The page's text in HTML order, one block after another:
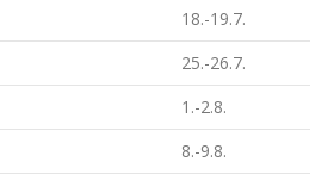
18.-19.7.
25.-26.7.
1.-2.8.
8.-9.8.